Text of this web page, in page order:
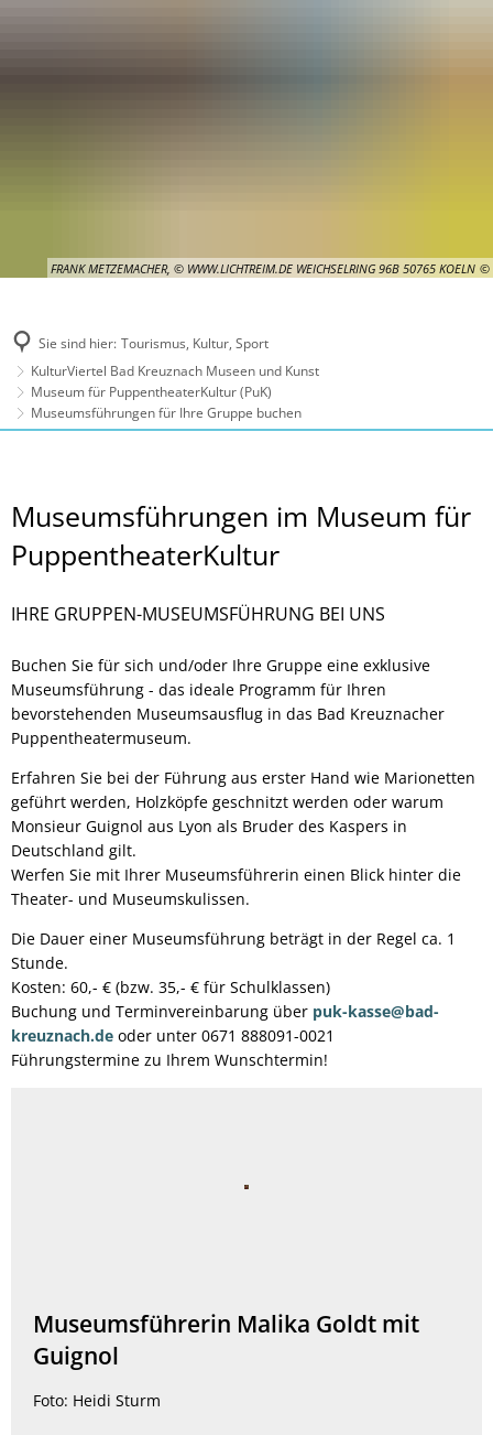
FRANK METZEMACHER, © WWW.LICHTREIM.DE WEICHSELRING 96B 50765 KOELN
Sie sind hier: Tourismus, Kultur, Sport
KulturViertel Bad Kreuznach Museen und Kunst
Museum für PuppentheaterKultur (PuK)
Museumsführungen für Ihre Gruppe buchen
Museumsführungen
für
Gruppe
buchen
Museumsführungen im Museum für
PuppentheaterKultur
IHRE GRUPPEN-MUSEUMSFÜHRUNG BEI UNS
Buchen Sie für sich und/oder Ihre Gruppe eine exklusive
Museumsführung - das ideale Programm für Ihren
bevorstehenden Museumsausflug in das Bad Kreuznacher
Puppentheatermuseum.
Erfahren Sie bei der Führung aus erster Hand wie Marionetten
geführt werden, Holzköpfe geschnitzt werden oder warum
Monsieur Guignol aus Lyon als Bruder des Kaspers in
Deutschland gilt.
Werfen Sie mit Ihrer Museumsführerin einen Blick hinter die
Theater- und Museumskulissen.
Die Dauer einer Museumsführung beträgt in der Regel ca. 1
Stunde.
Kosten: 60,- € (bzw. 35,- € für Schulklassen)
Buchung und Terminvereinbarung über puk-kasse@bad-
kreuznach.de oder unter 0671 888091-0021
Führungstermine zu Ihrem Wunschtermin!
Museumsführerin Malika Goldt mit
Guignol
Foto: Heidi Sturm